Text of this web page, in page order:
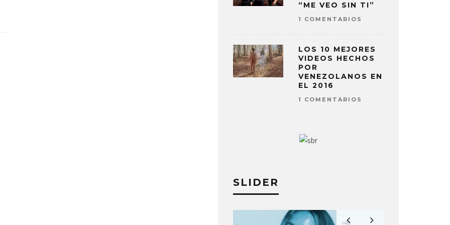
“ME VEO SIN TI”
1 COMENTARIOS
LOS 10 MEJORES
VIDEOS HECHOS
POR
VENEZOLANOS EN
EL 2016
1 COMENTARIOS
SLIDER